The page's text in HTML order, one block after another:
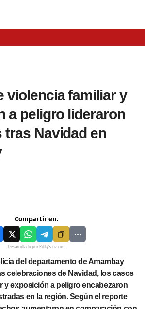
violencia familiar y
a peligro lideraron
tras Navidad en
Compartir en:
Desarrollado por RikkySanz.com
celebraciones de Navidad, los casos
y exposición a peligro encabezaron
en la región. Según el reporte